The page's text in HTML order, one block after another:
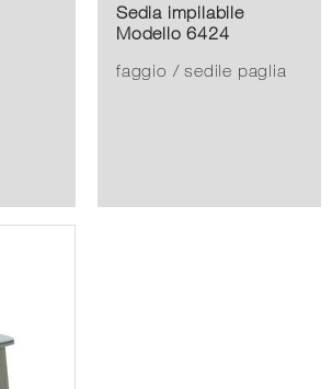
Sedia impilabile
Modello 6424
faggio / sedile paglia